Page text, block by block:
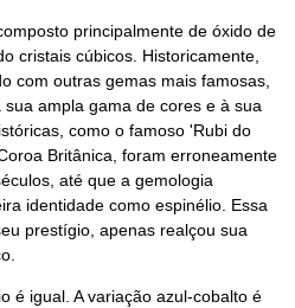
principalmente de óxido de
cristais cúbicos. Historicamente,
com outras gemas mais famosas,
ampla gama de cores e à sua
como o famoso 'Rubi do
Britânica, foram erroneamente
até que a gemologia
identidade como espinélio. Essa
prestígio, apenas realçou sua
é igual. A variação azul-cobalto é